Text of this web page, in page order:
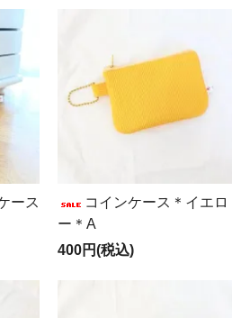
ース
コインケース＊イエロ
ー＊A
400円(税込)